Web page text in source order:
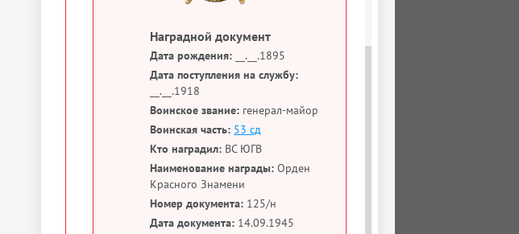
Наградной документ
Дата рождения: __.__.1895
Дата поступления на службу:
__.__.1918
Воинское звание: генерал-майор
Воинская часть: 53 сд
Кто наградил: ВС ЮГВ
Наименование награды: Орден
Красного Знамени
Номер документа: 125/н
Дата документа: 14.09.1945